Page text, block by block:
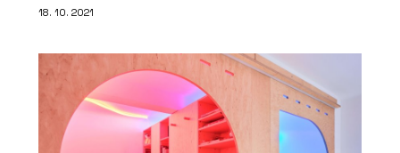
18. 10. 2021